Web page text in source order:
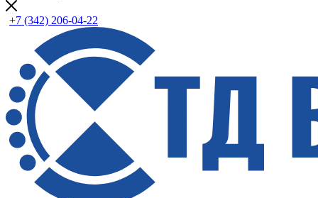
+7 (342) 206-04-22